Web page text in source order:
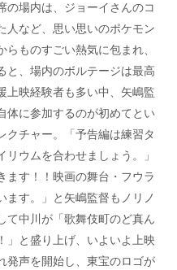
の場内は、ジョーイさんのコ
人など、思い思いのポケモン
ものすごい熱気に包まれ、
と、場内のボルテージは最高
上映経験者も多い中、矢嶋監
体に参加するのが初めてとい
クチャー。「予告編は練習タ
ウムを合わせましょう。」
ます！！映画の舞台・フウラ
ます。」と矢嶋監督もノリノ
て中川が「歌舞伎町のど真ん
」と盛り上げ、いよいよ上映
発声を開始し、東宝のロゴが